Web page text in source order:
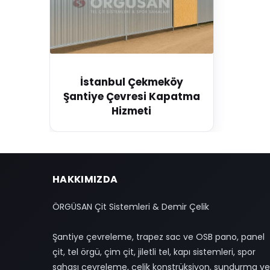
İstanbul Çekmeköy
Şantiye Çevresi Kapatma
Hizmeti
HAKKIMIZDA
ÖRGÜSAN Çit Sistemleri & Demir Çelik
Şantiye çevreleme, trapez sac ve OSB pano, panel
çit, tel örgü, çim çit, jiletli tel, kapı sistemleri, spor
sahası çevreleme, çelik konstrüksiyon, sundurma ve